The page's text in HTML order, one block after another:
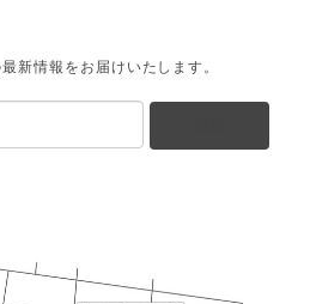
新情報をお届けいたします。